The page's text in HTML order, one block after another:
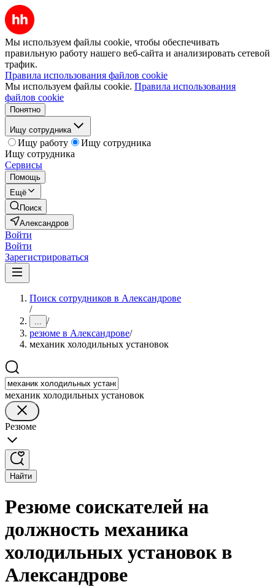
Мы используем файлы cookie, чтобы обеспечивать
правильную работу нашего веб-сайта и анализировать сетевой
трафик.
Правила использования файлов cookie
Мы используем файлы cookie. Правила использования
файлов cookie
Понятно
Ищу сотрудника
Ищу работу
Ищу сотрудника
Ищу сотрудника
Сервисы
Помощь
Ещё
Поиск
Александров
Войти
Войти
Зарегистрироваться
Поиск сотрудников в Александрове
/
... /
резюме в Александрове/
механик холодильных установок
механик холодильных установок
Резюме
Найти
Резюме соискателей на
должность механика
холодильных установок в
Александрове